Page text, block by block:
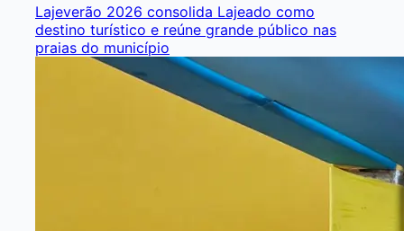
Lajeverão 2026 consolida Lajeado como
destino turístico e reúne grande público nas
praias do município